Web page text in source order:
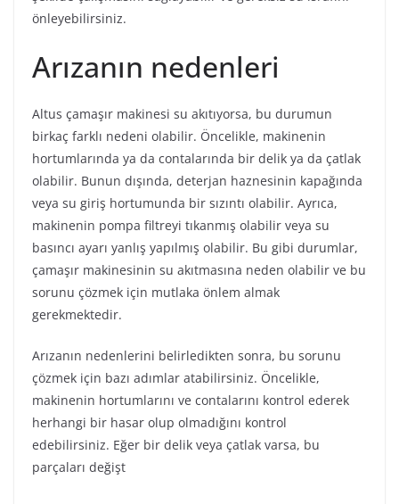
önleyebilirsiniz.
Arızanın nedenleri
Altus çamaşır makinesi su akıtıyorsa, bu durumun
birkaç farklı nedeni olabilir. Öncelikle, makinenin
hortumlarında ya da contalarında bir delik ya da çatlak
olabilir. Bunun dışında, deterjan haznesinin kapağında
veya su giriş hortumunda bir sızıntı olabilir. Ayrıca,
makinenin pompa filtreyi tıkanmış olabilir veya su
basıncı ayarı yanlış yapılmış olabilir. Bu gibi durumlar,
çamaşır makinesinin su akıtmasına neden olabilir ve bu
sorunu çözmek için mutlaka önlem almak
gerekmektedir.
Arızanın nedenlerini belirledikten sonra, bu sorunu
çözmek için bazı adımlar atabilirsiniz. Öncelikle,
makinenin hortumlarını ve contalarını kontrol ederek
herhangi bir hasar olup olmadığını kontrol
edebilirsiniz. Eğer bir delik veya çatlak varsa, bu
parçaları değişt